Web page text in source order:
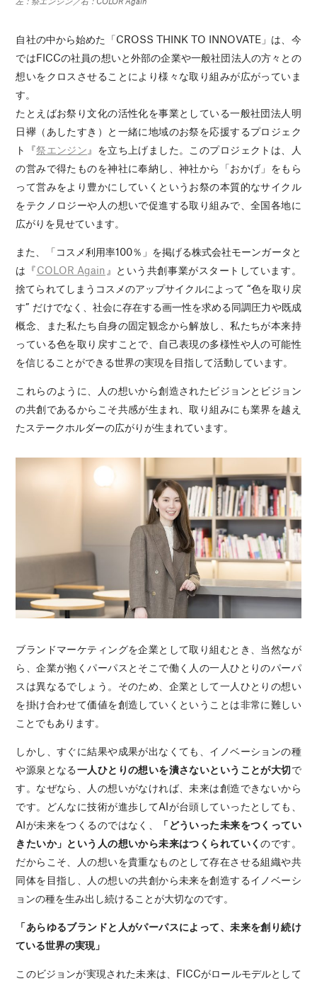
自社の中から始めた「CROSS THINK TO INNOVATE」は、今
ではFICCの社員の想いと外部の企業や一般社団法人の方々との
想いをクロスさせることにより様々な取り組みが広がっていま
す。
たとえばお祭り文化の活性化を事業としている一般社団法人明
日襷（あしたすき）と一緒に地域のお祭を応援するプロジェク
ト『祭エンジン 』を立ち上げました。このプロジェクトは、人
の営みで得たものを神社に奉納し、神社から「おかげ」をもら
って営みをより豊かにしていくというお祭の本質的なサイクル
をテクノロジーや人の想いで促進する取り組みで、全国各地に
広がりを見せています。
また、「コスメ利用率100％」を掲げる株式会社モーンガータと
は『COLOR Again 』という共創事業がスタートしています。
捨てられてしまうコスメのアップサイクルによって “色を取り戻
す” だけでなく、社会に存在する画一性を求める同調圧力や既成
概念、また私たち自身の固定観念から解放し、私たちが本来持
っている色を取り戻すことで、自己表現の多様性や人の可能性
を信じることができる世界の実現を目指して活動しています。
これらのように、人の想いから創造されたビジョンとビジョン
の共創であるからこそ共感が生まれ、取り組みにも業界を越え
たステークホルダーの広がりが生まれています。
ブランドマーケティングを企業として取り組むとき、当然なが
ら、企業が抱くパーパスとそこで働く人の一人ひとりのパーパ
スは異なるでしょう。そのため、企業として一人ひとりの想い
を掛け合わせて価値を創造していくということは非常に難しい
ことでもあります。
しかし、すぐに結果や成果が出なくても、イノベーションの種
や源泉となる一人ひとりの想いを潰さないということが大切で
す。なぜなら、人の想いがなければ、未来は創造できないから
です。どんなに技術が進歩してAIが台頭していったとしても、
AIが未来をつくるのではなく、
「どういった未来をつくってい
きたいか」という人の想いから未来はつくられていくのです。
だからこそ、人の想いを貴重なものとして存在させる組織や共
同体を目指し、人の想いの共創から未来を創造するイノベーシ
ョンの種を生み出し続けることが大切なのです。
「あらゆるブランドと人がパーパスによって、未来を創り続け
ている世界の実現」
このビジョンが実現された未来は、FICCがロールモデルとして